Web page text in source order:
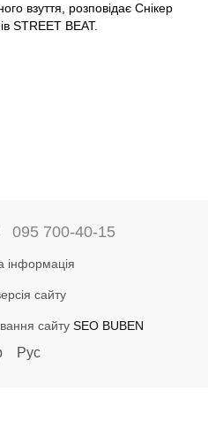
взуття, розповідає Снікер
STREET BEAT.
095 700-40-15
інформація
сайту
сайту SEO BUBEN
Рус